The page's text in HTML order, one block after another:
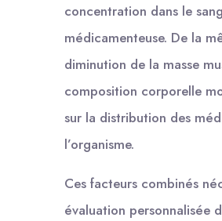
concentration dans le
médicamenteuse. De la
diminution de la masse
composition corporelle
sur la distribution des
l’organisme.
Ces facteurs combinés
évaluation personnalisée